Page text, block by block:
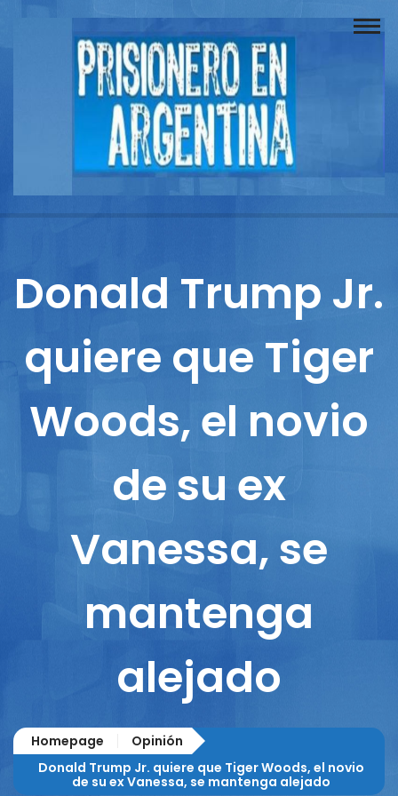
Documentos
Reportajes
Columnistas
Contacto
Donald Trump Jr.
quiere que Tiger
Woods, el novio
de su ex
Vanessa, se
mantenga
alejado
Homepage
Opinión
Donald Trump Jr. quiere que Tiger Woods, el novio
de su ex Vanessa, se mantenga alejado